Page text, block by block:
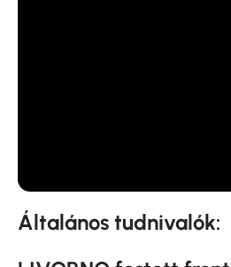
Általános tudnivalók: